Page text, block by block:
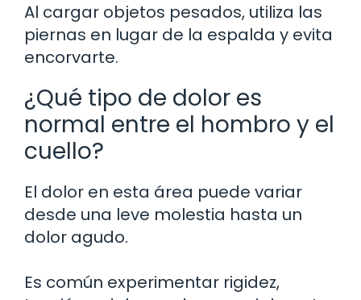
Al cargar objetos pesados, utiliza las
piernas en lugar de la espalda y evita
encorvarte.
¿Qué tipo de dolor es
normal entre el hombro y el
cuello?
El dolor en esta área puede variar
desde una leve molestia hasta un
dolor agudo.
Es común experimentar rigidez,